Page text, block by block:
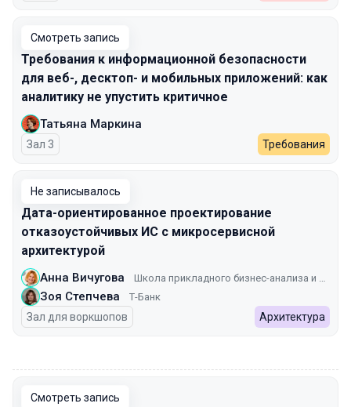
Смотреть запись
Требования к информационной безопасности
для веб-, десктоп- и мобильных приложений: как
аналитику не упустить критичное
Татьяна Маркина
Зал 3 Требования
Не записывалось
Дата-ориентированное проектирование
отказоустойчивых ИС с микросервисной
архитектурой
Анна Вичугова
Зоя Степчева Т-Банк
Зал для воркшопов Архитектура
Смотреть запись